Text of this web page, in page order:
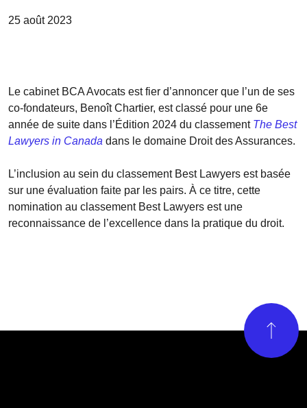
25 août 2023
Le cabinet BCA Avocats est fier d’annoncer que l’un de ses
co-fondateurs, Benoît Chartier, est classé pour une 6e
année de suite dans l’Édition 2024 du classement The Best
Lawyers in Canada dans le domaine Droit des Assurances.
L’inclusion au sein du classement Best Lawyers est basée
sur une évaluation faite par les pairs. À ce titre, cette
nomination au classement Best Lawyers est une
reconnaissance de l’excellence dans la pratique du droit.